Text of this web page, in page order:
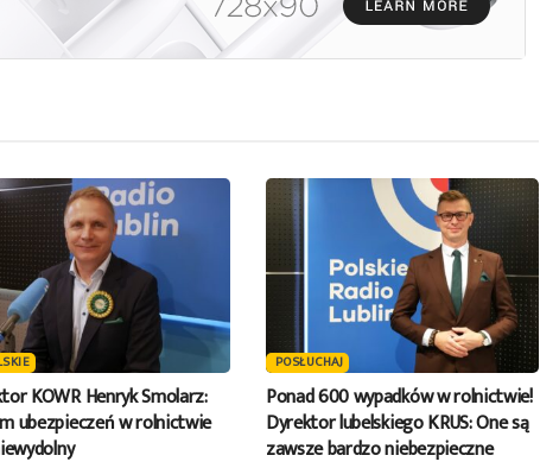
KOWR Henryk Smolarz:
ubezpieczeń w rolnictwie
POSŁUCHAJ
Ponad 600 wypadków w rolnictwie!
Dyrektor lubelskiego KRUS: One są
zawsze bardzo niebezpieczne